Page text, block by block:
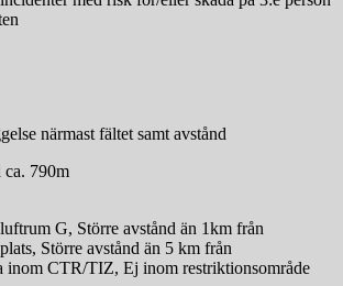
närmast fältet samt avstånd
790m
G, Större avstånd än 1km från
Större avstånd än 5 km från
inom CTR/TIZ, Ej inom restriktionsområde